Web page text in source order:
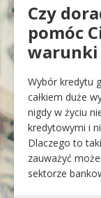
Czy
pomóc
warunki
Wybór kredytu
całkiem duże
nigdy w życiu
kredytowymi i
Dlaczego to
zauważyć
sektorze